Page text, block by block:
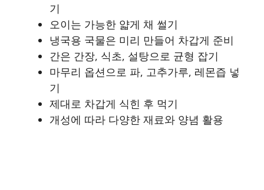
기
오이는 가능한 얇게 채 썰기
냉국용 국물은 미리 만들어 차갑게 준비
간은 간장, 식초, 설탕으로 균형 잡기
마무리 옵션으로 파, 고추가루, 레몬즙 넣
기
제대로 차갑게 식힌 후 먹기
개성에 따라 다양한 재료와 양념 활용